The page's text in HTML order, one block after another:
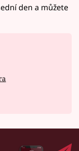
den a můžete